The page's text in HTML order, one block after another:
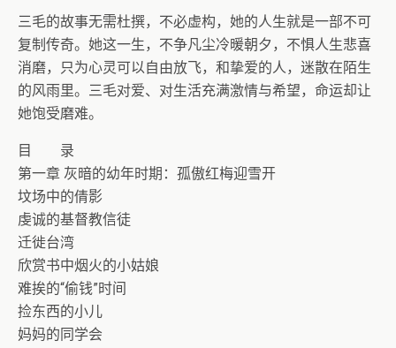
三毛的故事无需杜撰，不必虚构，她的人生就是一部不可
复制传奇。她这一生，不争凡尘冷暖朝夕，不惧人生悲喜
消磨，只为心灵可以自由放飞，和挚爱的人，迷散在陌生
的风雨里。三毛对爱、对生活充满激情与希望，命运却让
她饱受磨难。
目 录
第一章 灰暗的幼年时期：孤傲红梅迎雪开
坟场中的倩影
虔诚的基督教信徒
迁徙台湾
欣赏书中烟火的小姑娘
难挨的“偷钱”时间
捡东西的小儿
妈妈的同学会